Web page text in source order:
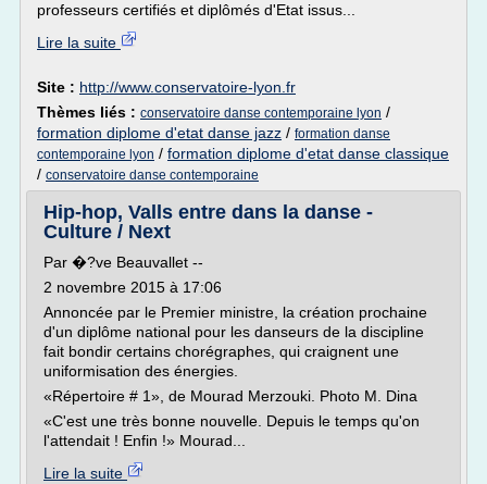
professeurs certifiés et diplômés d'Etat issus...
Lire la suite
Site : http://www.conservatoire-lyon.fr
Thèmes liés : conservatoire danse contemporaine lyon /
formation diplome d'etat danse jazz / formation danse
contemporaine lyon / formation diplome d'etat danse classique
/ conservatoire danse contemporaine
Hip-hop, Valls entre dans la danse -
Culture / Next
Par �?ve Beauvallet --
2 novembre 2015 à 17:06
Annoncée par le Premier ministre, la création prochaine
d'un diplôme national pour les danseurs de la discipline
fait bondir certains chorégraphes, qui craignent une
uniformisation des énergies.
«Répertoire # 1», de Mourad Merzouki. Photo M. Dina
«C'est une très bonne nouvelle. Depuis le temps qu'on
l'attendait ! Enfin !» Mourad...
Lire la suite